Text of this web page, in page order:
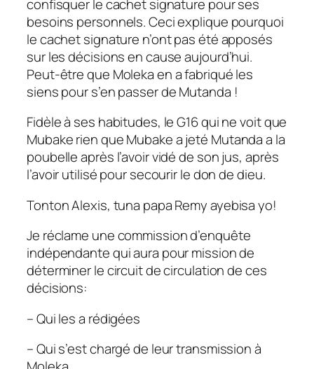
confisquer le cachet signature pour ses
besoins personnels. Ceci explique pourquoi
le cachet signature n’ont pas été apposés
sur les décisions en cause aujourd’hui.
Peut-être que Moleka en a fabriqué les
siens pour s’en passer de Mutanda !
Fidèle à ses habitudes, le G16 qui ne voit que
Mubake rien que Mubake a jeté Mutanda a la
poubelle après l’avoir vidé de son jus, après
l’avoir utilisé pour secourir le don de dieu.
Tonton Alexis, tuna papa Remy ayebisa yo!
Je réclame une commission d’enquête
indépendante qui aura pour mission de
déterminer le circuit de circulation de ces
décisions:
– Qui les a rédigées
– Qui s’est chargé de leur transmission à